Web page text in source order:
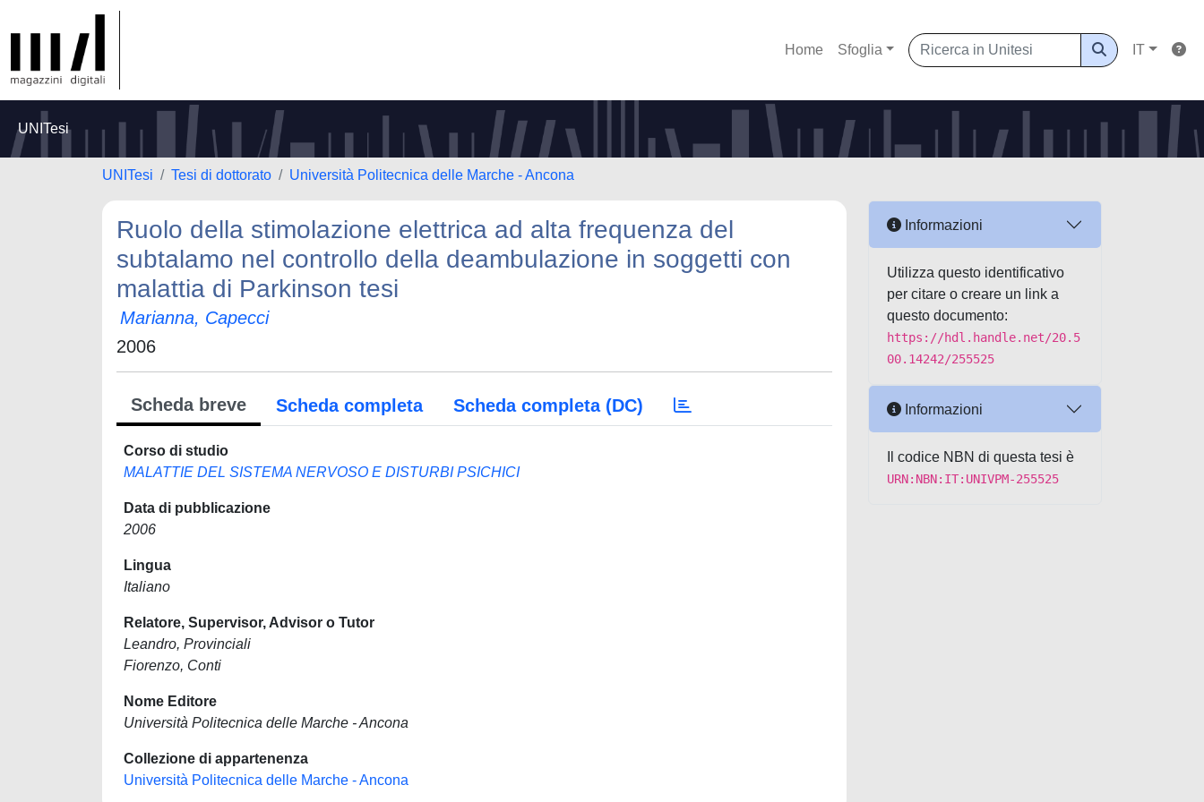
Home Sfoglia IT
UNITesi
UNITesi Tesi di dottorato Università Politecnica delle Marche - Ancona
Ruolo della stimolazione elettrica ad alta frequenza del
subtalamo nel controllo della deambulazione in soggetti con
malattia di Parkinson tesi
Marianna, Capecci
2006
Scheda breve Scheda completa Scheda completa (DC)
Corso di studio
MALATTIE DEL SISTEMA NERVOSO E DISTURBI PSICHICI
Data di pubblicazione
2006
Lingua
Italiano
Relatore, Supervisor, Advisor o Tutor
Leandro, Provinciali
Fiorenzo, Conti
Nome Editore
Università Politecnica delle Marche - Ancona
Collezione di appartenenza
Università Politecnica delle Marche - Ancona
Informazioni
Utilizza questo identificativo
per citare o creare un link a
questo documento:
https://hdl.handle.net/20.5
00.14242/255525
Informazioni
Il codice NBN di questa tesi è
URN:NBN:IT:UNIVPM-255525